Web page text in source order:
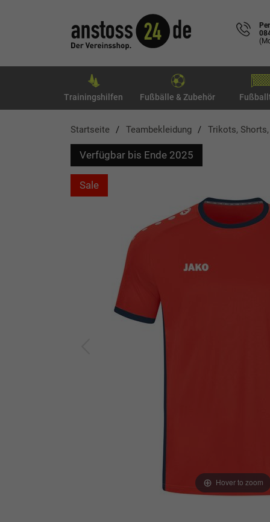
Trainingshilfen Fußbälle & Zubehör
Startseite Teambekleidung Trikots,
Verfügbar bis Ende 2025
Sale
Hover to zoom